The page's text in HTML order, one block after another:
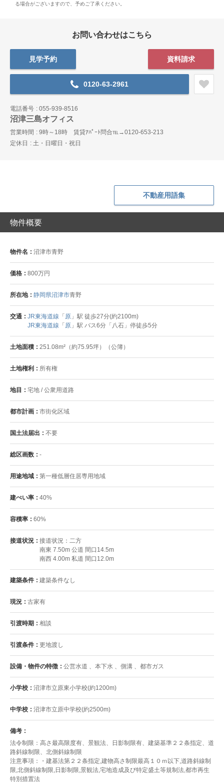
る場合がございますので、予めご了承ください。
お問い合わせはこちら
見学予約 資料請求
0120-63-2961
電話番号 055-939-8516
沼津三島オフィス
営業時間
9時～18時 賃貸ｱﾊﾟｰﾄ問合℡→0120-653-213
定休日
土・日曜日・祝日
不動産用語集
物件概要
物件名 沼津市青野
価格 800万円
所在地 静岡県沼津市青野
交通 JR東海道線 「 原 」駅 徒歩27分(約2100m)
JR東海道線 「 原 」駅 バス6分「八石」停徒歩5分
土地面積 251.08m²（約75.95坪）（公簿）
土地権利 所有権
地目 宅地 / 公衆用道路
都市計画 市街化区域
国土法届出 不要
総区画数 -
用途地域 第一種低層住居専用地域
建ぺい率 40%
容積率 60%
接道状況
接道状況：二方
南東 7.50m 公道 間口14.5m
南西 4.00m 私道 間口12.0m
建築条件 建築条件なし
現況 古家有
引渡時期 相談
引渡条件 更地渡し
設備・物件の特徴 公営水道 、本下水 、側溝 、都市ガス
小学校 沼津市立原東小学校(約1200m)
中学校 沼津市立原中学校(約2500m)
備考
法令制限：高さ最高限度有、景観法、日影制限有、建築基準２２条指定、道
路斜線制限、北側斜線制限
注意事項：・建基法第２２条指定,建物高さ制限最高１０ｍ以下,道路斜線制
限,北側斜線制限,日影制限,景観法,宅地造成及び特定盛土等規制法,都市再生
特別措置法